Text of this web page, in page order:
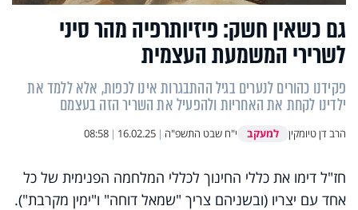
גם כשאין חשק: פיזיותרפיה מהר סיני
לשרירי המשמעת העצמית
פקידנו כהורים לנערים בגיל ההתבגרות אינו לכפות, אלא ללמד את
ילדינו לקחת את האחריות ולהפעיל את השריר הזה בעצמם
הרב דן טיומקין למעקב י"ח שבט התשפ"ה |
16.02.25
|
08:58
חז"ל דימו את כללי החינוך לכללי המלחמה הפנימית של כל
אחד עם יצריו (ובשניהם צריך "שמאל דוחה" ו"ימין מקרבת").